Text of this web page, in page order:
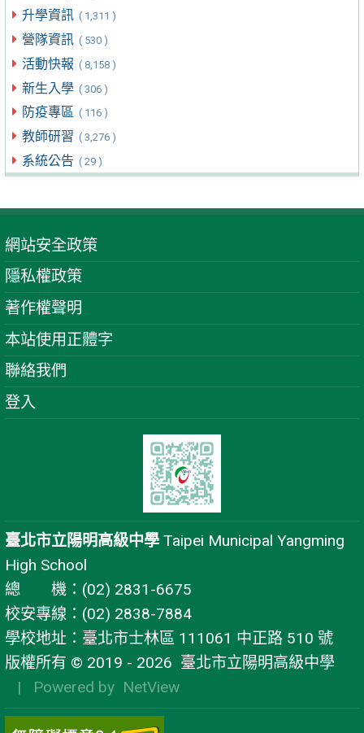
升學資訊 ( 1,311 )
營隊資訊 ( 530 )
活動快報 ( 8,158 )
新生入學 ( 306 )
防疫專區 ( 116 )
教師研習 ( 3,276 )
系統公告 ( 29 )
網站安全政策
隱私權政策
著作權聲明
本站使用正體字
聯絡我們
登入
臺北市立陽明高級中學 Taipei Municipal Yangming
High School
總 機：(02) 2831-6675
校安專線：(02) 2838-7884
學校地址：臺北市士林區 111061 中正路 510 號
版權所有 © 2019 - 2026 臺北市立陽明高級中學
| Powered by NetView